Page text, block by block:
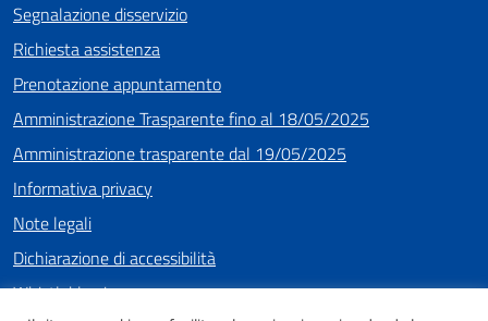
Segnalazione disservizio
Richiesta assistenza
Prenotazione appuntamento
Amministrazione Trasparente fino al 18/05/2025
Amministrazione trasparente dal 19/05/2025
Informativa privacy
Note legali
Dichiarazione di accessibilità
Whistleblowing